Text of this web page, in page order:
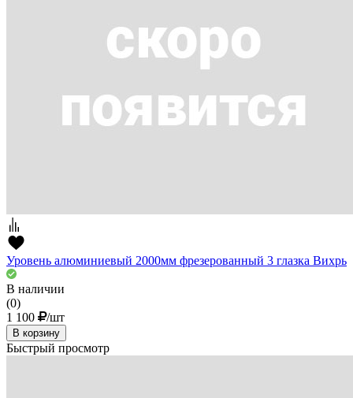
Уровень алюминиевый 2000мм фрезерованный 3 глазка Вихрь
В наличии
(0)
1 100
/шт
В корзину
Быстрый просмотр